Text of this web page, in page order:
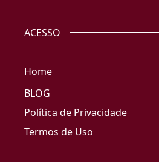
ACESSO
Home
BLOG
Política de Privacidade
Termos de Uso